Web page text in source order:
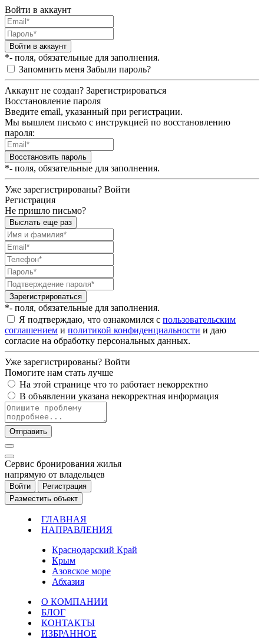
Войти в аккаунт
Войти в аккаунт
*- поля, обязательные для заполнения.
Запомнить меня Забыли пароль?
Аккаунт не создан? Зарегистрироваться
Восстановление пароля
Введите email, указанный при регистрации.
Мы вышлем письмо с инструкцией по восстановлению
пароля:
Восстановить пароль
*- поля, обязательные для заполнения.
Уже зарегистрированы? Войти
Регистрация
Не пришло письмо?
Выслать еще раз
Зарегистрироваться
*- поля, обязательные для заполнения.
Я подтверждаю, что ознакомился с пользовательским
соглашением и политикой конфиденциальности и даю
согласие на обработку персональных данных.
Уже зарегистрированы? Войти
Помогите нам стать лучше
На этой странице что то работает некорректно
В объявлении указана некорректная информация
Отправить
Cервис бронирования жилья
напрямую от владельцев
Войти
Регистрация
Разместить объект
ГЛАВНАЯ
НАПРАВЛЕНИЯ
Краснодарский Край
Крым
Азовское море
Абхазия
О КОМПАНИИ
БЛОГ
КОНТАКТЫ
ИЗБРАННОЕ